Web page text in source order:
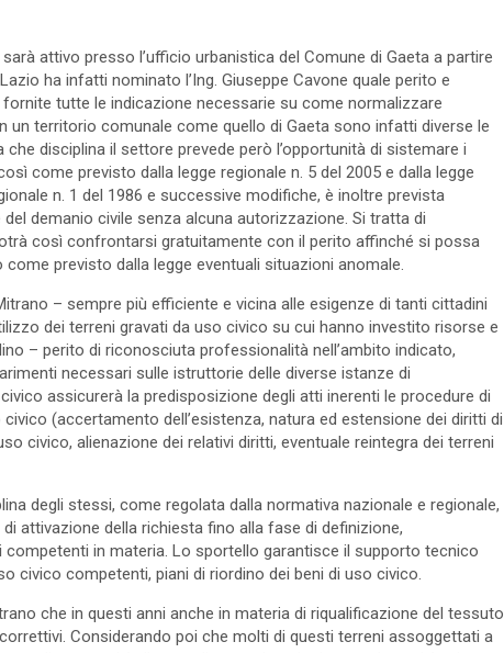
attivo presso l’ufficio urbanistica del Comune di Gaeta a partire
ha infatti nominato l’Ing. Giuseppe Cavone quale perito e
tutte le indicazione necessarie su come normalizzare
un territorio comunale come quello di Gaeta sono infatti diverse le
disciplina il settore prevede però l’opportunità di sistemare i
come previsto dalla legge regionale n. 5 del 2005 e dalla legge
n. 1 del 1986 e successive modifiche, è inoltre prevista
demanio civile senza alcuna autorizzazione. Si tratta di
così confrontarsi gratuitamente con il perito affinché si possa
previsto dalla legge eventuali situazioni anomale.
– sempre più efficiente e vicina alle esigenze di tanti cittadini
dei terreni gravati da uso civico su cui hanno investito risorse e
– perito di riconosciuta professionalità nell’ambito indicato,
necessari sulle istruttorie delle diverse istanze di
assicurerà la predisposizione degli atti inerenti le procedure di
(accertamento dell’esistenza, natura ed estensione dei diritti di
civico, alienazione dei relativi diritti, eventuale reintegra dei terreni
degli stessi, come regolata dalla normativa nazionale e regionale,
attivazione della richiesta fino alla fase di definizione,
in materia. Lo sportello garantisce il supporto tecnico
civico competenti, piani di riordino dei beni di uso civico.
che in questi anni anche in materia di riqualificazione del tessuto
Considerando poi che molti di questi terreni assoggettati a